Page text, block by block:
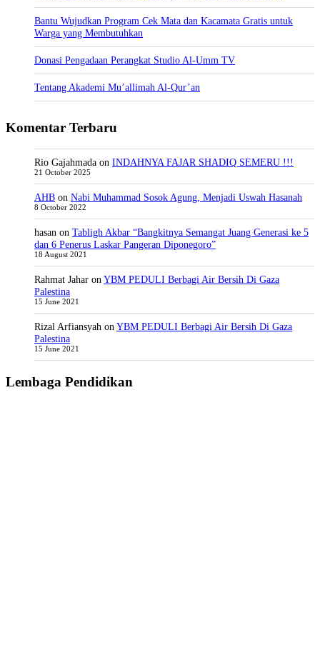
Bantu Wujudkan Program Cek Mata dan Kacamata Gratis untuk
Warga yang Membutuhkan
Donasi Pengadaan Perangkat Studio Al-Umm TV
Tentang Akademi Mu’allimah Al-Qur’an
Komentar Terbaru
Rio Gajahmada on INDAHNYA FAJAR SHADIQ SEMERU !!!
21 October 2025
AHB on Nabi Muhammad Sosok Agung, Menjadi Uswah Hasanah
8 October 2022
hasan on Tabligh Akbar “Bangkitnya Semangat Juang Generasi ke 5
dan 6 Penerus Laskar Pangeran Diponegoro”
18 August 2021
Rahmat Jahar onYBM PEDULI Berbagi Air Bersih Di Gaza
Palestina
15 June 2021
Rizal Arfiansyah onYBM PEDULI Berbagi Air Bersih Di Gaza
Palestina
15 June 2021
Lembaga Pendidikan